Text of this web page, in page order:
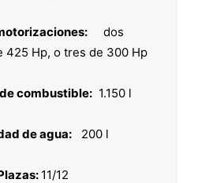
dos
425 Hp, o tres de 300 Hp
combustible:1.150 l
de agua:200 l
11/12